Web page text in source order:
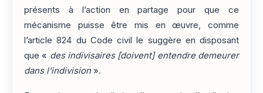
présents à l’action en partage pour que ce
mécanisme puisse être mis en œuvre, comme
l’article 824 du Code civil le suggère en disposant
que « des indivisaires [doivent] entendre demeurer
dans l’indivision ».